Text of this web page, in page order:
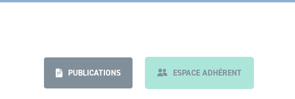
PUBLICATIONS ESPACE ADHÉRENT